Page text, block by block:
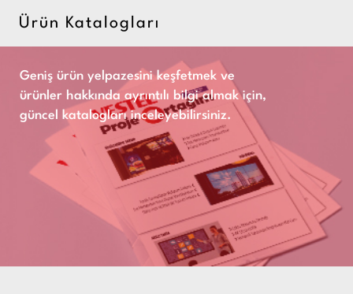
Ürün Katalogları
Geniş ürün yelpazesini keşfetmek ve
ürünler hakkında ayrıntılı bilgi almak için,
güncel katalogları inceleyebilirsiniz.